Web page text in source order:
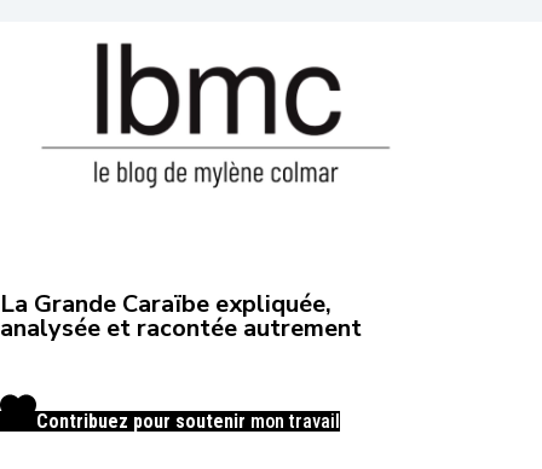
La Grande Caraïbe expliquée,
analysée et racontée autrement
Contribuez pour soutenir mon travail